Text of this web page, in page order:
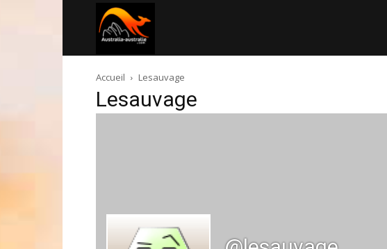
australie.com
Accueil Lesauvage
Lesauvage